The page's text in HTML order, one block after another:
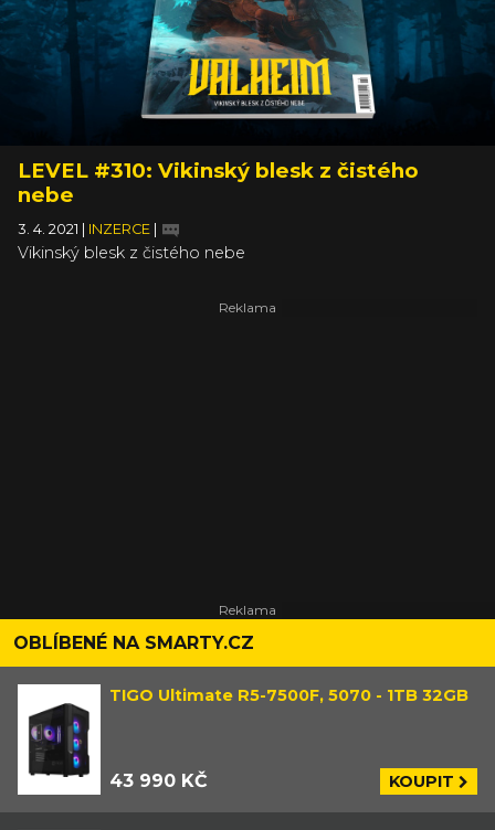
LEVEL #310: Vikinský blesk z čistého
nebe
3. 4. 2021 INZERCE
Vikinský blesk z čistého nebe
OBLÍBENÉ NA SMARTY.CZ
TIGO Ultimate R5-7500F, 5070 - 1TB 32GB
43 990 KČ KOUPIT